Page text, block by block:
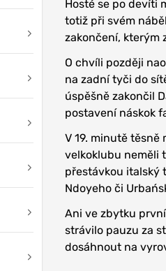
Hosté se po devíti
totiž při svém
zakončení, kterým
O chvíli později
na zadní tyči do
úspěšně zakončil
postavení náskok
V 19. minutě
velkoklubu neměli
přestávkou italský
Ndoyeho či
Ani ve zbytku
strávilo pauzu za
dosáhnout na